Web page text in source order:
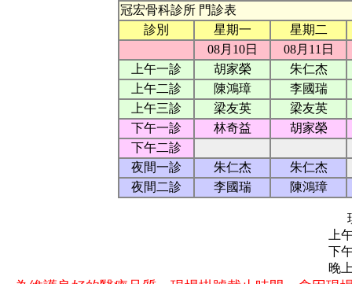
冠宏骨科診所 門診表
診別
星期一
星期二
08月10日
08月11日
上午一診
胡家榮
朱仁杰
上午二診
陳鴻璋
李國瑞
上午三診
梁友英
梁友英
下午一診
林奇益
胡家榮
下午二診
夜間一診
朱仁杰
朱仁杰
夜間二診
李國瑞 陳鴻璋
上
下
晚